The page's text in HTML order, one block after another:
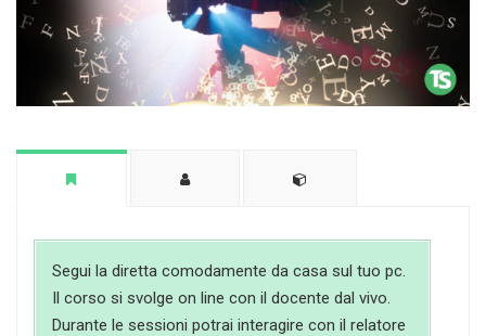
Segui la diretta comodamente da casa sul tuo pc.
Il corso si svolge on line con il docente dal vivo.
Durante le sessioni potrai interagire con il relatore